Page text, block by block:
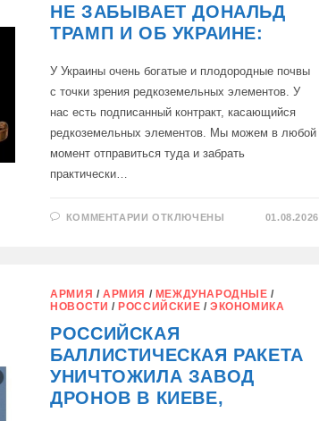
ЛИЦЕМЕРИЕ
НЕ ЗАБЫВАЕТ ДОНАЛЬД
ТРАМП И ОБ УКРАИНЕ:
У Украины очень богатые и плодородные почвы
с точки зрения редкоземельных элементов. У
нас есть подписанный контракт, касающийся
редкоземельных элементов. Мы можем в любой
момент отправиться туда и забрать
практически…
КОММЕНТАРИИ К
ОБ
УКРАИНЕ:
ОТКЛЮЧЕНЫ 01.08.2026
АРМИЯ / АРМИЯ / МЕЖДУНАРОДНЫЕ /
НОВОСТИ /РОССИЙСКИЕ / ЭКОНОМИКА
РОССИЙСКАЯ
БАЛЛИСТИЧЕСКАЯ РАКЕТА
УНИЧТОЖИЛА ЗАВОД
ДРОНОВ В КИЕВЕ,